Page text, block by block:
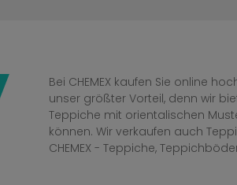
Bei CHEMEX kaufen Sie online
unser größter Vorteil, denn wir
Teppiche mit orientalischen
können. Wir verkaufen auch
CHEMEX - Teppiche,